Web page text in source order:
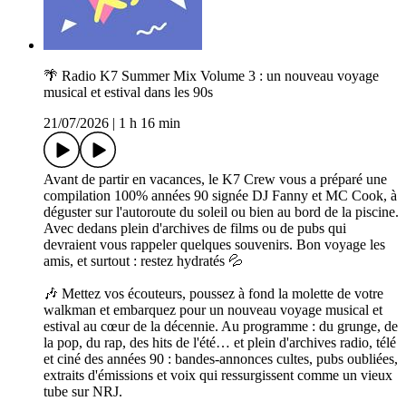
🌴 Radio K7 Summer Mix Volume 3 : un nouveau voyage
musical et estival dans les 90s
21/07/2026
1 h 16 min
Avant de partir en vacances, le K7 Crew vous a préparé une
compilation 100% années 90 signée DJ Fanny et MC Cook, à
déguster sur l'autoroute du soleil ou bien au bord de la piscine.
Avec dedans plein d'archives de films ou de pubs qui
devraient vous rappeler quelques souvenirs. Bon voyage les
amis, et surtout : restez hydratés 💦
🎶 Mettez vos écouteurs, poussez à fond la molette de votre
walkman et embarquez pour un nouveau voyage musical et
estival au cœur de la décennie. Au programme : du grunge, de
la pop, du rap, des hits de l'été… et plein d'archives radio, télé
et ciné des années 90 : bandes-annonces cultes, pubs oubliées,
extraits d'émissions et voix qui ressurgissent comme un vieux
tube sur NRJ.